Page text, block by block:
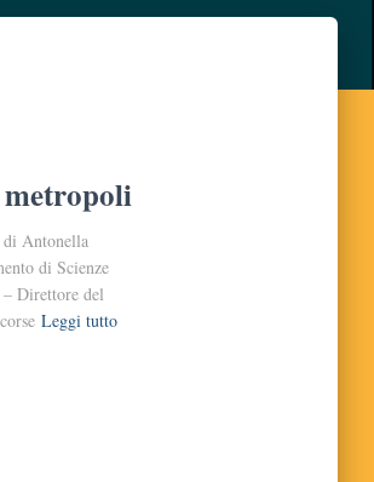
Antonella
di Scienze
Direttore del
Leggi tutto